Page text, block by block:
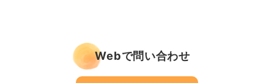
Webで問い合わせ